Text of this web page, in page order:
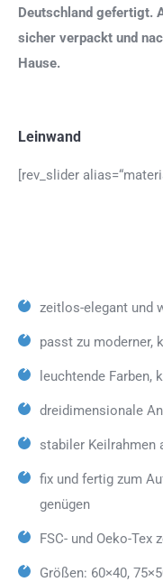
Deutschland gefertigt.
sicher verpackt und
Hause.
Leinwand
[rev_slider
zeitlos-elegant und
passt zu moderner,
leuchtende Farben,
dreidimensionale
stabiler Keilrahmen
fix und fertig zum
genügen
FSC- und Oeko-Tex
Größen: 60×40,